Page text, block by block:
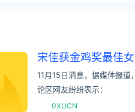
宋佳获金鸡奖最佳
11月15日消息，据媒体报
论区网友纷纷表示：
0XUCN